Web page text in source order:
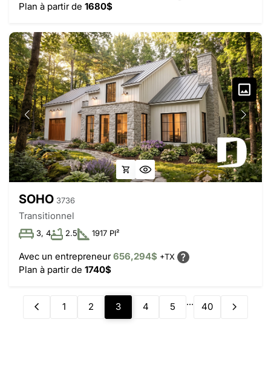
Plan à partir de 1680$
SOHO 3736
Transitionnel
3, 4 2.5 1917 PI²
Avec un entrepreneur656,294$ +TX
Plan à partir de 1740$
1 2 3 4 5 ... 40